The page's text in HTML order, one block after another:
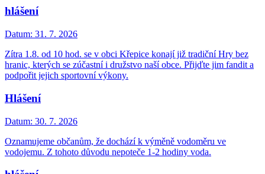
hlášení
Datum: 31. 7. 2026
Zítra 1.8. od 10 hod. se v obci Křepice konají již tradiční Hry bez
hranic, kterých se zúčastní i družstvo naší obce. Přijďte jim fandit a
podpořit jejich sportovní výkony.
Hlášení
Datum: 30. 7. 2026
Oznamujeme občanům, že dochází k výměně vodoměru ve
vodojemu. Z tohoto důvodu nepoteče 1-2 hodiny voda.